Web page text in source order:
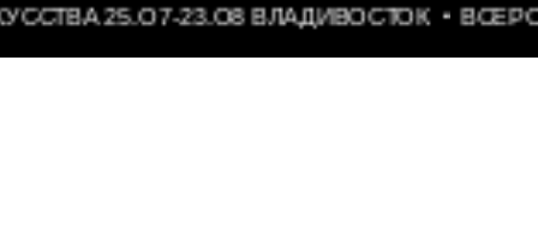
25.О7-23.О8 ВЛАДИВОСТОК